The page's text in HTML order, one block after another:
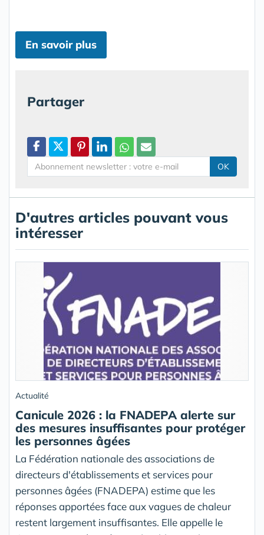
En savoir plus
Partager
OK
D'autres articles pouvant vous
intéresser
Actualité
Canicule 2026 : la FNADEPA alerte sur
des mesures insuffisantes pour protéger
les personnes âgées
La Fédération nationale des associations de
directeurs d'établissements et services pour
personnes âgées (FNADEPA) estime que les
réponses apportées face aux vagues de chaleur
restent largement insuffisantes. Elle appelle le